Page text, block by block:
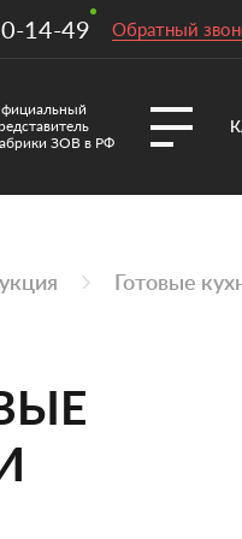
14-49 Обратный
ЗОВ в РФ
Готовые